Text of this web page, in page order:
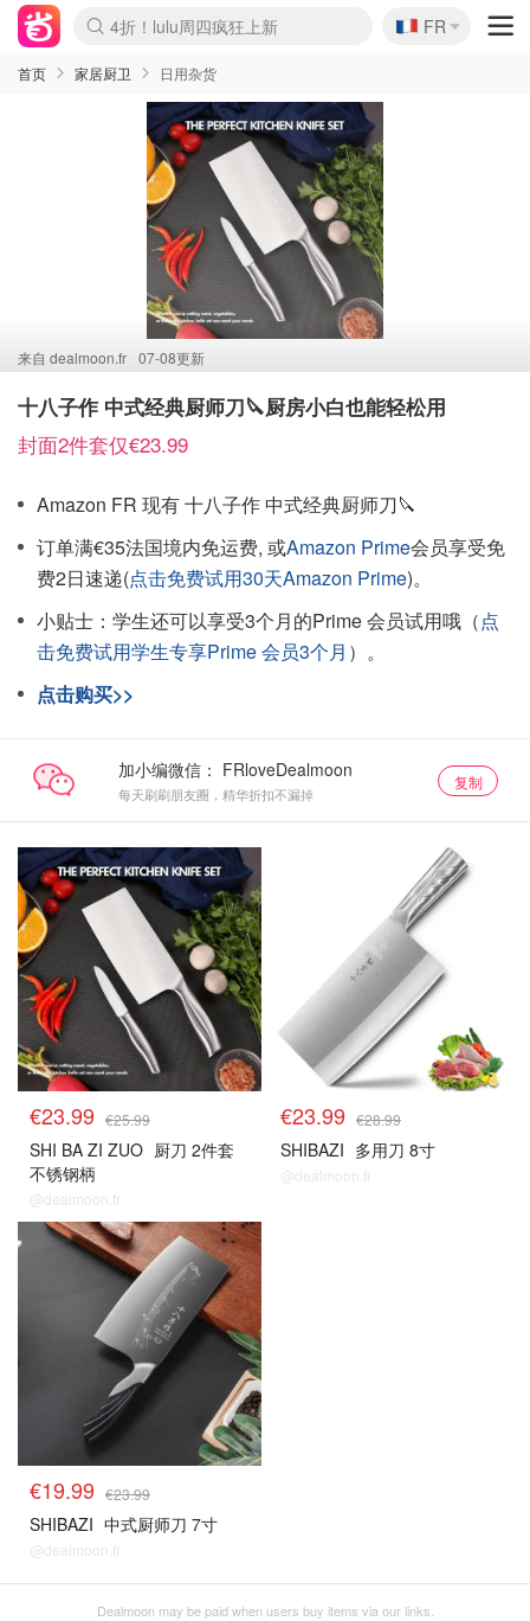
Boticinal 夏促开抢！
4折！lulu周四疯狂上新
还没结束！&OtherStories大促
Joybuy变相75折 随时失效
速领！Stanley独家85折
疑似霸哥！Camper额外叠85折
Zalando 奥莱闪促！每日更新
Moncler反季囤！5折起+叠9折
Coach Brooklyn仅€192
🇫🇷
FR
首页 家居厨卫 日用杂货
来自 dealmoon.fr 07-08更新
十八子作 中式经典厨师刀🔪厨房小白也能轻松用
封面2件套仅€23.99
Amazon FR 现有 十八子作 中式经典厨师刀🔪
订单满€35法国境内免运费, 或Amazon Prime会员享受免
费2日速递(点击免费试用30天Amazon Prime)。
小贴士：学生还可以享受3个月的Prime 会员试用哦（点
击免费试用学生专享Prime 会员3个月 ）。
点击购买>>
加小编微信：
每天刷刷朋友圈，精华折扣不漏掉
复制
€23.99 €25.99
SHI BA ZI ZUO 厨刀 2件套
不锈钢柄
@dealmoon.fr
€23.99 €28.99
SHIBAZI 多用刀 8寸
@dealmoon.fr
€19.99 €23.99
SHIBAZI 中式厨师刀 7寸
@dealmoon.fr
Dealmoon may be paid when users buy items via our links.